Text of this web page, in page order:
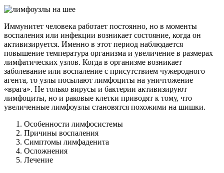
Иммунитет человека работает постоянно, но в моменты
воспаления или инфекции возникает состояние, когда он
активизируется. Именно в этот период наблюдается
повышение температура организма и увеличение в размерах
лимфатических узлов. Когда в организме возникает
заболевание или воспаление с присутствием чужеродного
агента, то узлы посылают лимфоциты на уничтожение
«врага». Не только вирусы и бактерии активизируют
лимфоциты, но и раковые клетки приводят к тому, что
увеличенные лимфоузлы становятся похожими на шишки.
Особенности лимфосистемы
Причины воспаления
Симптомы лимфаденита
Осложнения
Лечение